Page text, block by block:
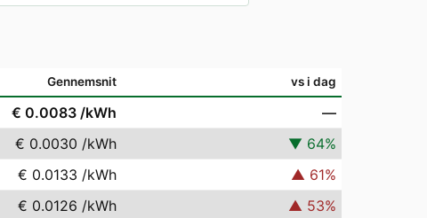
Gennemsnit vs i dag
€ 0.0083 /kWh
—
€ 0.0030 /kWh ▼ 64%
€ 0.0133 /kWh ▲ 61%
€ 0.0126 /kWh ▲ 53%